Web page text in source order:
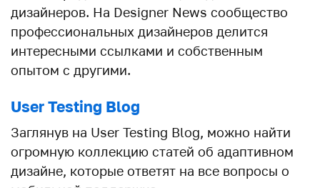
дизайнеров. На Designer News сообщество
профессиональных дизайнеров делится
интересными ссылками и собственным
опытом с другими.
User Testing Blog
Заглянув на User Testing Blog, можно найти
огромную коллекцию статей об адаптивном
дизайне, которые ответят на все вопросы о